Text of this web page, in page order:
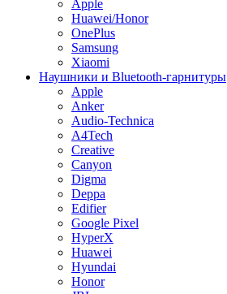
Apple
Huawei/Honor
OnePlus
Samsung
Xiaomi
Наушники и Bluetooth-гарнитуры
Apple
Anker
Audio-Technica
A4Tech
Creative
Canyon
Digma
Deppa
Edifier
Google Pixel
HyperX
Huawei
Hyundai
Honor